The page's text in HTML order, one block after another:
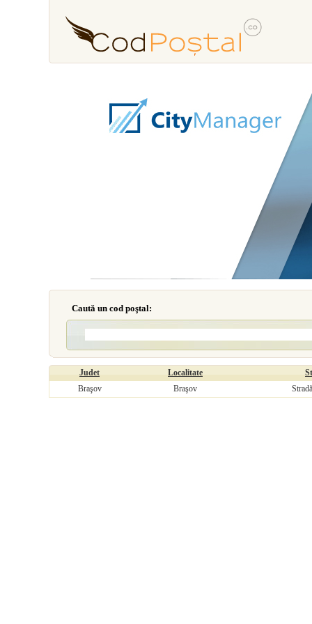
Caută un cod poştal:
Judet Localitate
Braşov
Braşov